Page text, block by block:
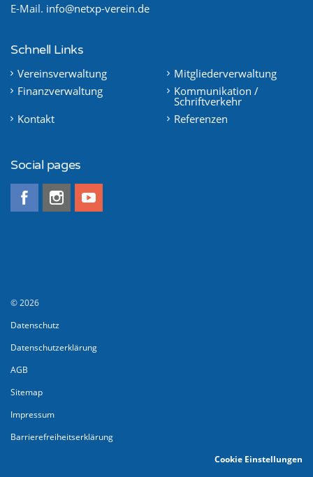
E-Mail. info@netxp-verein.de
Schnell Links
Vereinsverwaltung
Mitgliederverwaltung
Finanzverwaltung
Kommunikation /
Schriftverkehr
Kontakt
Referenzen
Social pages
© 2026
Datenschutz
Datenschutzerklärung
AGB
Sitemap
Impressum
Barrierefreiheitserklärung
Cookie Einstellungen